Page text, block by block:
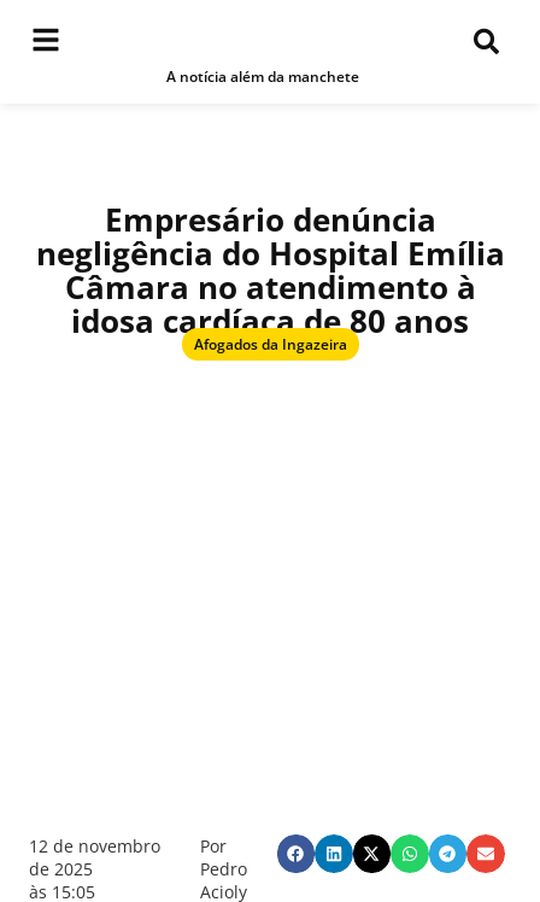
A notícia além da manchete
Empresário denúncia
negligência do Hospital Emília
Câmara no atendimento à
idosa cardíaca de 80 anos
Afogados da Ingazeira
12 de novembro
de 2025
às 15:05
Por
Pedro
Acioly